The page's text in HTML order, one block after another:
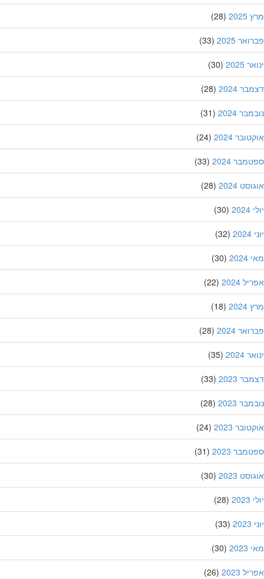
(28)
2025
(33)
2025
(30)
2024
(28)
2024
(31)
2024
(24)
2024
(33)
2024
(28)
(30)
(32)
(30)
2024
(22)
(18)
2024
(28)
2024
(35)
2023
(33)
2023
(28)
2023
(24)
2023
(31)
2023
(30)
(28)
(33)
(30)
2023
(26)